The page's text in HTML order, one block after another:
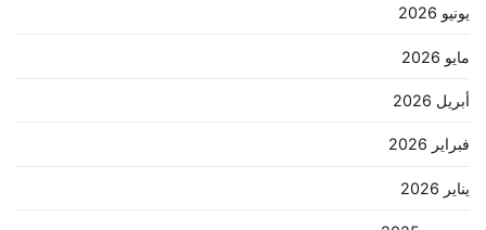
يونيو 2026
مايو 2026
أبريل 2026
فبراير 2026
يناير 2026